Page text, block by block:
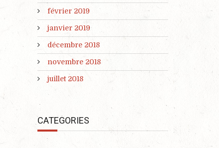
février 2019
janvier 2019
décembre 2018
novembre 2018
juillet 2018
CATEGORIES